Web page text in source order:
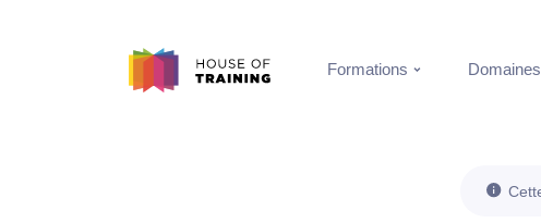
Formations Domaines